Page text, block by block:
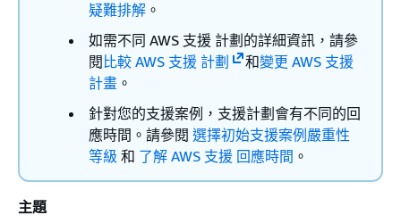
疑難排解 。
如需不同 AWS 支援 計劃的詳細資訊，請參
閱 比較 AWS 支援 計劃 和變更 AWS 支援
計畫 。
針對您的支援案例，支援計劃會有不同的回
應時間。請參閱 選擇初始支援案例嚴重性
等級 和 了解 AWS 支援 回應時間 。
主題